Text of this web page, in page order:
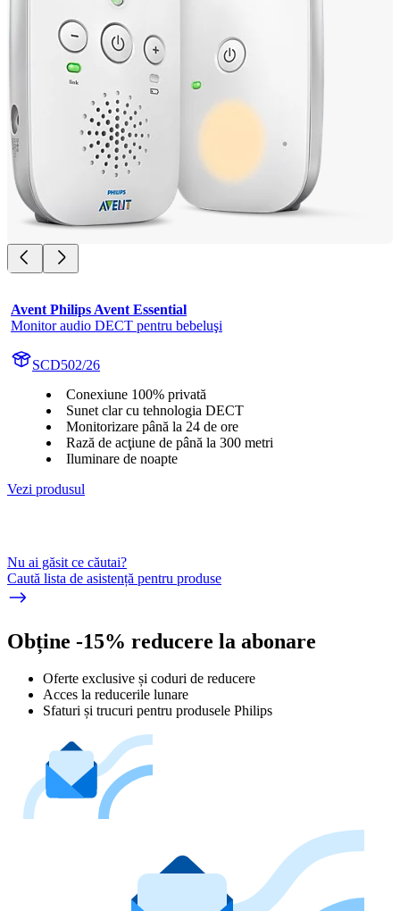
Avent Philips Avent Essential
Monitor audio DECT pentru bebeluşi
SCD502/26
Conexiune 100% privată
Sunet clar cu tehnologia DECT
Monitorizare până la 24 de ore
Rază de acţiune de până la 300 metri
Iluminare de noapte
Vezi produsul
Nu ai găsit ce căutai?
Caută lista de asistență pentru produse
Obține -15% reducere la abonare
Oferte exclusive și coduri de reducere
Acces la reducerile lunare
Sfaturi și trucuri pentru produsele Philips